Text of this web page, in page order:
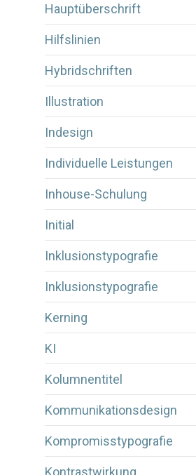
Hauptüberschrift
Hilfslinien
Hybridschriften
Illustration
Indesign
Individuelle Leistungen
Inhouse-Schulung
Initial
Inklusionstypografie
Inklusionstypografie
Kerning
KI
Kolumnentitel
Kommunikationsdesign
Kompromisstypografie
Kontrastwirkung